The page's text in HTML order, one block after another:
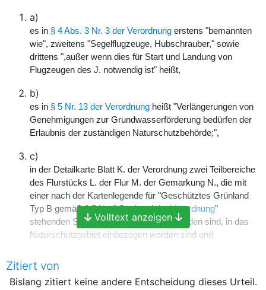
a)
es in § 4 Abs. 3 Nr. 3 der Verordnung erstens "bemannten
wie", zweitens "Segelflugzeuge, Hubschrauber," sowie
drittens ",außer wenn dies für Start und Landung von
Flugzeugen des J. notwendig ist" heißt,
b)
es in § 5 Nr. 13 der Verordnung heißt "Verlängerungen von
Genehmigungen zur Grundwasserförderung bedürfen der
Erlaubnis der zuständigen Naturschutzbehörde;",
c)
in der Detailkarte Blatt K. der Verordnung zwei Teilbereiche
des Flurstücks L. der Flur M. der Gemarkung N., die mit
einer nach der Kartenlegende für "Geschütztes Grünland
Typ B gemäß§ 5 Nr. 3 Buchst. l der Verordnung"
stehenden Schraffur gekennzeichnet worden sind, in das
Naturschutzgebiet einbezogen worden sind und
in der Detailkarte Blatt K. der Verordnung zwei Teilbereiche
des Flurstücks O. der Flur P. der Gemarkung Q., die mit
Volltext anzeigen
Zitiert von
Bislang zitiert keine andere Entscheidung dieses Urteil.